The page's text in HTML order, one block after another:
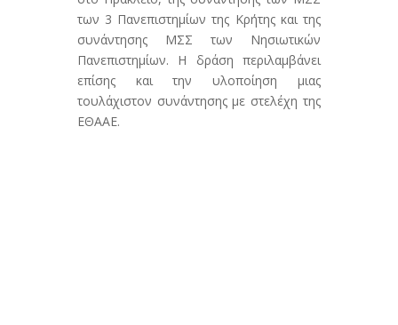
των 3 Πανεπιστημίων της Κρήτης και της
συνάντησης ΜΣΣ των Νησιωτικών
Πανεπιστημίων. Η δράση περιλαμβάνει
επίσης και την υλοποίηση μιας
τουλάχιστον συνάντησης με στελέχη της
ΕΘΑΑΕ.